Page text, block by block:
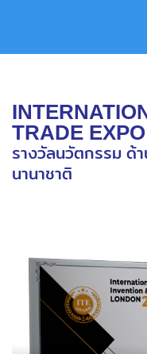
TRADE
รางวัลนวัตกรรม ด้
นานาชาติ